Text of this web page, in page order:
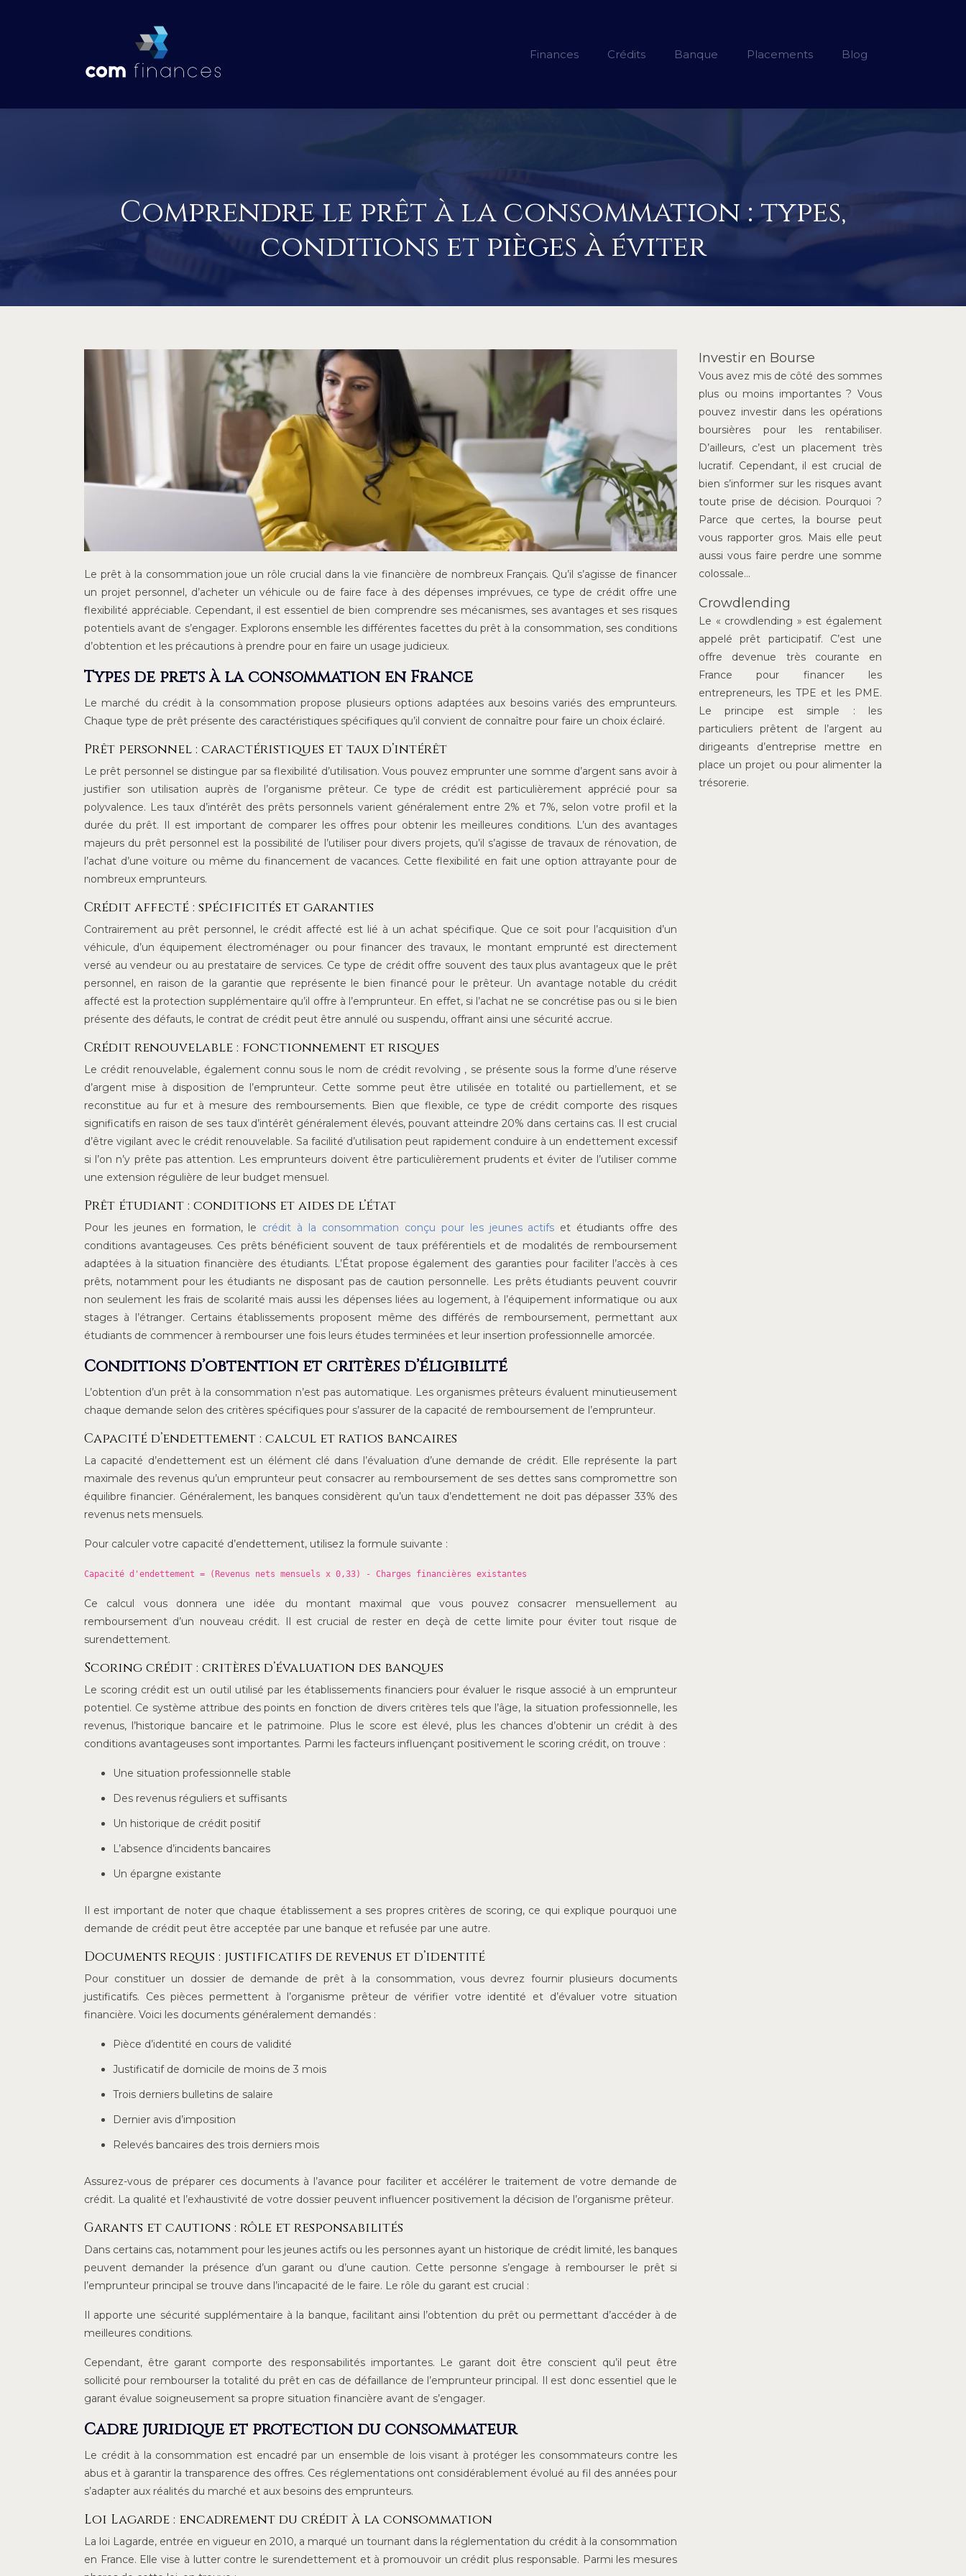
Finances Crédits Banque Placements Blog
Comprendre le prêt à la consommation : types,
conditions et pièges à éviter
Le prêt à la consommation joue un rôle crucial dans la vie financière de nombreux Français. Qu’il s’agisse de financer
un projet personnel, d’acheter un véhicule ou de faire face à des dépenses imprévues, ce type de crédit offre une
flexibilité appréciable. Cependant, il est essentiel de bien comprendre ses mécanismes, ses avantages et ses risques
potentiels avant de s’engager. Explorons ensemble les différentes facettes du prêt à la consommation, ses conditions
d’obtention et les précautions à prendre pour en faire un usage judicieux.
Types de prêts à la consommation en France
Le marché du crédit à la consommation propose plusieurs options adaptées aux besoins variés des emprunteurs.
Chaque type de prêt présente des caractéristiques spécifiques qu’il convient de connaître pour faire un choix éclairé.
Prêt personnel : caractéristiques et taux d’intérêt
Le prêt personnel se distingue par sa flexibilité d’utilisation. Vous pouvez emprunter une somme d’argent sans avoir à
justifier son utilisation auprès de l’organisme prêteur. Ce type de crédit est particulièrement apprécié pour sa
polyvalence. Les taux d’intérêt des prêts personnels varient généralement entre 2% et 7%, selon votre profil et la
durée du prêt. Il est important de comparer les offres pour obtenir les meilleures conditions. L’un des avantages
majeurs du prêt personnel est la possibilité de l’utiliser pour divers projets, qu’il s’agisse de travaux de rénovation, de
l’achat d’une voiture ou même du financement de vacances. Cette flexibilité en fait une option attrayante pour de
nombreux emprunteurs.
Crédit affecté : spécificités et garanties
Contrairement au prêt personnel, le crédit affecté est lié à un achat spécifique. Que ce soit pour l’acquisition d’un
véhicule, d’un équipement électroménager ou pour financer des travaux, le montant emprunté est directement
versé au vendeur ou au prestataire de services. Ce type de crédit offre souvent des taux plus avantageux que le prêt
personnel, en raison de la garantie que représente le bien financé pour le prêteur. Un avantage notable du crédit
affecté est la protection supplémentaire qu’il offre à l’emprunteur. En effet, si l’achat ne se concrétise pas ou si le bien
présente des défauts, le contrat de crédit peut être annulé ou suspendu, offrant ainsi une sécurité accrue.
Crédit renouvelable : fonctionnement et risques
Le crédit renouvelable, également connu sous le nom de crédit revolving , se présente sous la forme d’une réserve
d’argent mise à disposition de l’emprunteur. Cette somme peut être utilisée en totalité ou partiellement, et se
reconstitue au fur et à mesure des remboursements. Bien que flexible, ce type de crédit comporte des risques
significatifs en raison de ses taux d’intérêt généralement élevés, pouvant atteindre 20% dans certains cas. Il est crucial
d’être vigilant avec le crédit renouvelable. Sa facilité d’utilisation peut rapidement conduire à un endettement excessif
si l’on n’y prête pas attention. Les emprunteurs doivent être particulièrement prudents et éviter de l’utiliser comme
une extension régulière de leur budget mensuel.
Prêt étudiant : conditions et aides de l’état
Pour les jeunes en formation, le crédit à la consommation conçu pour les jeunes actifs et étudiants offre des
conditions avantageuses. Ces prêts bénéficient souvent de taux préférentiels et de modalités de remboursement
adaptées à la situation financière des étudiants. L’État propose également des garanties pour faciliter l’accès à ces
prêts, notamment pour les étudiants ne disposant pas de caution personnelle. Les prêts étudiants peuvent couvrir
non seulement les frais de scolarité mais aussi les dépenses liées au logement, à l’équipement informatique ou aux
stages à l’étranger. Certains établissements proposent même des différés de remboursement, permettant aux
étudiants de commencer à rembourser une fois leurs études terminées et leur insertion professionnelle amorcée.
Conditions d’obtention et critères d’éligibilité
L’obtention d’un prêt à la consommation n’est pas automatique. Les organismes prêteurs évaluent minutieusement
chaque demande selon des critères spécifiques pour s’assurer de la capacité de remboursement de l’emprunteur.
Capacité d’endettement : calcul et ratios bancaires
La capacité d’endettement est un élément clé dans l’évaluation d’une demande de crédit. Elle représente la part
maximale des revenus qu’un emprunteur peut consacrer au remboursement de ses dettes sans compromettre son
équilibre financier. Généralement, les banques considèrent qu’un taux d’endettement ne doit pas dépasser 33% des
revenus nets mensuels.
Pour calculer votre capacité d’endettement, utilisez la formule suivante :
Capacité d'endettement = (Revenus nets mensuels x 0,33) - Charges financières existantes
Ce calcul vous donnera une idée du montant maximal que vous pouvez consacrer mensuellement au
remboursement d’un nouveau crédit. Il est crucial de rester en deçà de cette limite pour éviter tout risque de
surendettement.
Scoring crédit : critères d’évaluation des banques
Le scoring crédit est un outil utilisé par les établissements financiers pour évaluer le risque associé à un emprunteur
potentiel. Ce système attribue des points en fonction de divers critères tels que l’âge, la situation professionnelle, les
revenus, l’historique bancaire et le patrimoine. Plus le score est élevé, plus les chances d’obtenir un crédit à des
conditions avantageuses sont importantes. Parmi les facteurs influençant positivement le scoring crédit, on trouve :
Une situation professionnelle stable
Des revenus réguliers et suffisants
Un historique de crédit positif
L’absence d’incidents bancaires
Un épargne existante
Il est important de noter que chaque établissement a ses propres critères de scoring, ce qui explique pourquoi une
demande de crédit peut être acceptée par une banque et refusée par une autre.
Documents requis : justificatifs de revenus et d’identité
Pour constituer un dossier de demande de prêt à la consommation, vous devrez fournir plusieurs documents
justificatifs. Ces pièces permettent à l’organisme prêteur de vérifier votre identité et d’évaluer votre situation
financière. Voici les documents généralement demandés :
Pièce d’identité en cours de validité
Justificatif de domicile de moins de 3 mois
Trois derniers bulletins de salaire
Dernier avis d’imposition
Relevés bancaires des trois derniers mois
Assurez-vous de préparer ces documents à l’avance pour faciliter et accélérer le traitement de votre demande de
crédit. La qualité et l’exhaustivité de votre dossier peuvent influencer positivement la décision de l’organisme prêteur.
Garants et cautions : rôle et responsabilités
Dans certains cas, notamment pour les jeunes actifs ou les personnes ayant un historique de crédit limité, les banques
peuvent demander la présence d’un garant ou d’une caution. Cette personne s’engage à rembourser le prêt si
l’emprunteur principal se trouve dans l’incapacité de le faire. Le rôle du garant est crucial :
Il apporte une sécurité supplémentaire à la banque, facilitant ainsi l’obtention du prêt ou permettant d’accéder à de
meilleures conditions.
Cependant, être garant comporte des responsabilités importantes. Le garant doit être conscient qu’il peut être
sollicité pour rembourser la totalité du prêt en cas de défaillance de l’emprunteur principal. Il est donc essentiel que le
garant évalue soigneusement sa propre situation financière avant de s’engager.
Cadre juridique et protection du consommateur
Le crédit à la consommation est encadré par un ensemble de lois visant à protéger les consommateurs contre les
abus et à garantir la transparence des offres. Ces réglementations ont considérablement évolué au fil des années pour
s’adapter aux réalités du marché et aux besoins des emprunteurs.
Loi Lagarde : encadrement du crédit à la consommation
La loi Lagarde, entrée en vigueur en 2010, a marqué un tournant dans la réglementation du crédit à la consommation
en France. Elle vise à lutter contre le surendettement et à promouvoir un crédit plus responsable. Parmi les mesures
Investir en Bourse
Vous avez mis de côté des sommes
plus ou moins importantes ? Vous
pouvez investir dans les opérations
boursières pour les rentabiliser.
D’ailleurs, c’est un placement très
lucratif. Cependant, il est crucial de
bien s’informer sur les risques avant
toute prise de décision. Pourquoi ?
Parce que certes, la bourse peut
vous rapporter gros. Mais elle peut
aussi vous faire perdre une somme
colossale…
Crowdlending
Le « crowdlending » est également
appelé prêt participatif. C’est une
offre devenue très courante en
France pour financer les
entrepreneurs, les TPE et les PME.
Le principe est simple : les
particuliers prêtent de l’argent au
dirigeants d’entreprise mettre en
place un projet ou pour alimenter la
trésorerie.